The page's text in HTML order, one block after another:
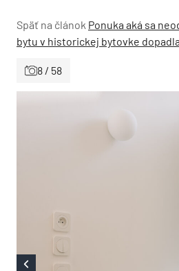
Späť na článok Ponuka aká sa
bytu v historickej bytovke
8 / 58